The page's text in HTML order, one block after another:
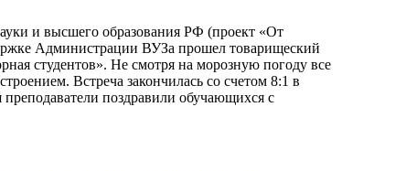
и высшего образования РФ (проект «От
Администрации ВУЗа прошел товарищеский
студентов». Не смотря на морозную погоду все
Встреча закончилась со счетом 8:1 в
поздравили обучающихся с